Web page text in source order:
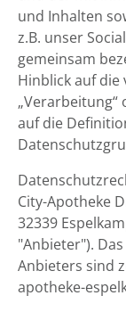
und Inhalten
z.B. unser
gemeinsam
Hinblick auf die
auf die
City-Apotheke
32339
"Anbieter").
Anbieters sind
apotheke-